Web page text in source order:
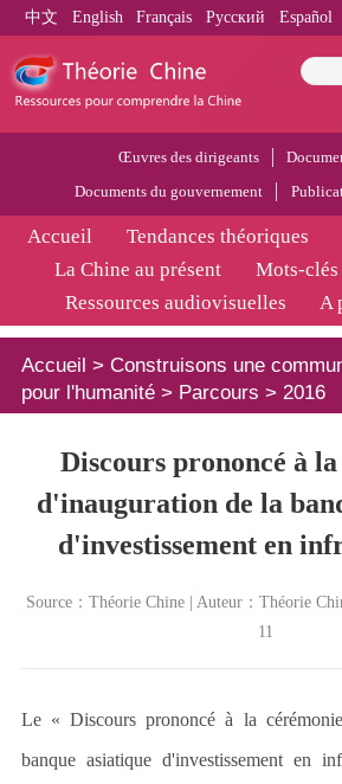
中文 English Français Pусский Español
Œuvres des dirigeants
Documents du gouvernement
Accueil Tendances théoriques
La Chine au présent
Mots-clés
Ressources audiovisuelles
A
Accueil > Construisons une
pour l'humanité> Parcours > 2016
Discours prononcé à
d'inauguration de la
d'investissement en
Source：Théorie Chine | Auteur：Théorie
11
Le « Discours prononcé à la
banque asiatique d'investissement en